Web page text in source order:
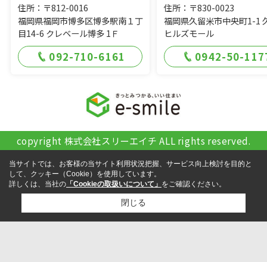
住所：〒812-0016
福岡県福岡市博多区博多駅南１丁
目14-6 クレベール博多 1Ｆ
092-710-6161
住所：〒830-0023
福岡県久留米市中央町1-1
ヒルズモール
0942-50-
copyright 株式会社スリーエイチ ALL rights reserved.
当サイトでは、お客様の当サイト利用状況把握、サービス向上検討を目的と
して、クッキー（Cookie）を使用しています。
詳しくは、当社の 「Cookieの取扱いについて」 をご確認ください。
閉じる